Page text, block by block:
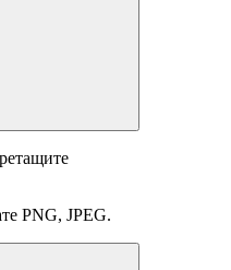
PNG, JPEG.